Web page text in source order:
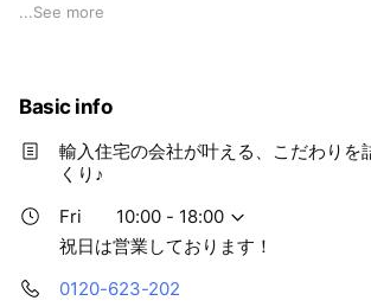
外観もかわいい家が良いけど予算内でどこま
「夢」と「遊び心」のエッセンス。
「わくわく」する暮らし計画を一緒に楽し
ウス・エフのお家づくりです。
モデルハウス・ショールームは埼玉県内に2
【桶川北本ハウジングギャラリー】
...See more
Basic info
輸入住宅の会社が叶える、こだわりを
くり♪
Fri
10:00 - 18:00
祝日は営業しております！
0120-623-202